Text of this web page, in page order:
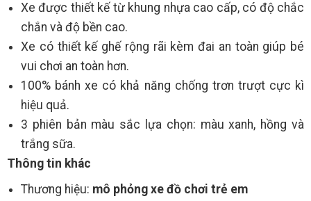
Xe được thiết kế từ khung nhựa cao cấp, có độ chắc
chắn và độ bền cao.
Xe có thiết kế ghế rộng rãi kèm đai an toàn giúp bé
vui chơi an toàn hơn.
100% bánh xe có khả năng chống trơn trượt cực kì
hiệu quả.
3 phiên bản màu sắc lựa chọn: màu xanh, hồng và
trắng sữa.
Thông tin khác
Thương hiệu: mô phỏng xe đồ chơi trẻ em